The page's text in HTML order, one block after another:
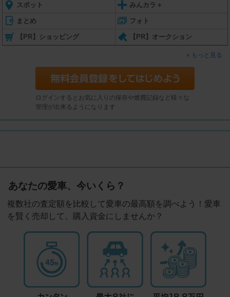
スポット みんカラ＋
まとめ フォト
【PR】ショッピング 【PR】オークション
もっと見る
ログインするとお気に入りの保存や燃費記録など様々な
管理が出来るようになります
あなたの愛車、今いくら？
複数社の査定額を比較して愛車の最高額を調べよう！愛車
を賢く売却して、購入資金にしませんか？